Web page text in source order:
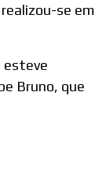
realizou-se em
esteve
Bruno, que